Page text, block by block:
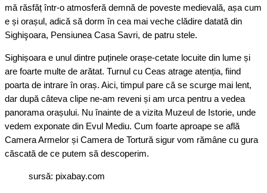
mă răsfăț într-o atmosferă demnă de poveste medievală, așa cum
e și orașul, adică să dorm în cea mai veche clădire datată din
Sighişoara, Pensiunea Casa Savri, de patru stele.
Sighișoara e unul dintre puținele orașe-cetate locuite din lume și
are foarte multe de arătat. Turnul cu Ceas atrage atenția, fiind
poarta de intrare în oraș. Aici, timpul pare că se scurge mai lent,
dar după câteva clipe ne-am reveni și am urca pentru a vedea
panorama orașului. Nu înainte de a vizita Muzeul de Istorie, unde
vedem exponate din Evul Mediu. Cum foarte aproape se află
Camera Armelor și Camera de Tortură sigur vom rămâne cu gura
căscată de ce putem să descoperim.
sursă: pixabay.com